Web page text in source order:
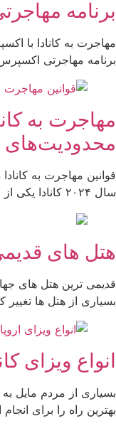
برنامه
برنامه مهاجرتی اکسپرس
سال ۲۰۲۴ کانادا یکی از مقاصد مه...
هتل های
قدیمی ترین هتل های
بسیاری از هتل ها تغییر
انواع ویزای
بسیاری از مردم مایل
بهترین راه را برای